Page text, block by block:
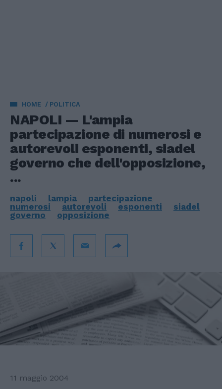
HOME POLITICA
NAPOLI — L'ampia
partecipazione di numerosi e
autorevoli esponenti, siadel
governo che dell'opposizione,
...
napoli lampia
partecipazione
numerosi
autorevoli esponenti
siadel
governo
opposizione
11 maggio 2004